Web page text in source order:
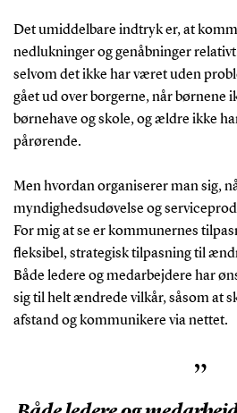
Det umiddelbare indtryk er, at
nedlukninger og genåbninger
selvom det ikke har været uden
gået ud over borgerne, når børnene
børnehave og skole, og ældre ikke
pårørende.
Men hvordan organiserer man sig,
myndighedsudøvelse og
For mig at se er kommunernes
fleksibel, strategisk tilpasning til
Både ledere og medarbejdere har
sig til helt ændrede vilkår, såsom at
afstand og kommunikere via nettet.
”